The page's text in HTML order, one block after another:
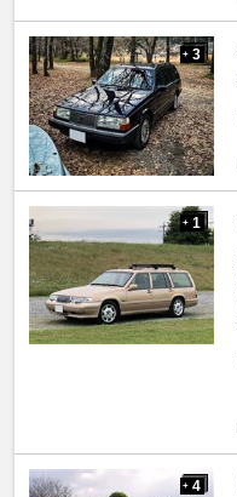
+ 3
+ 1
+ 4